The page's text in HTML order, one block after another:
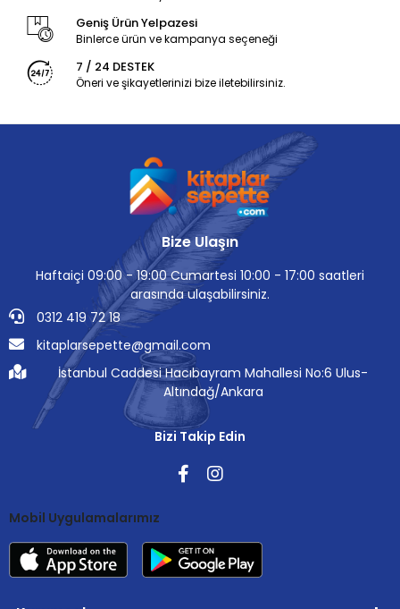
Geniş Ürün Yelpazesi
Binlerce ürün ve kampanya seçeneği
7 / 24 DESTEK
Öneri ve şikayetlerinizi bize iletebilirsiniz.
Bize Ulaşın
Haftaiçi 09:00 - 19:00 Cumartesi 10:00 - 17:00 saatleri
arasında ulaşabilirsiniz.
0312 419 72 18
kitaplarsepette@gmail.com
İstanbul Caddesi Hacıbayram Mahallesi No:6 Ulus-
Altındağ/Ankara
Bizi Takip Edin
Mobil Uygulamalarımız